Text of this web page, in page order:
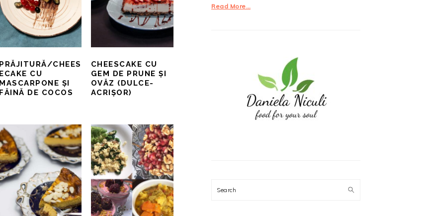
PRĂJITURĂ/CHEES
ECAKE CU
MASCARPONE ȘI
FĂINĂ DE COCOS
CHEESCAKE CU
GEM DE PRUNE ȘI
OVĂZ (DULCE-
ACRIȘOR)
Read More…
Search